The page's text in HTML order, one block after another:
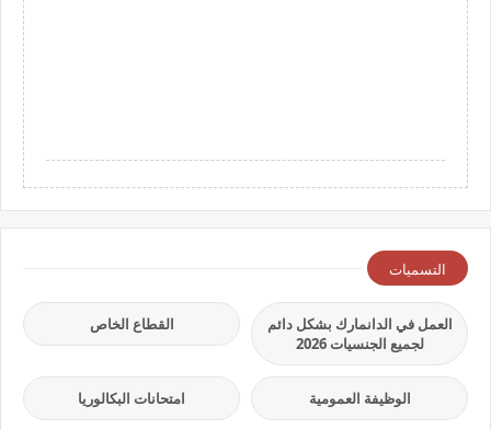
التسميات
العمل في الدانمارك بشكل دائم
لجميع الجنسيات 2026
القطاع الخاص
الوظيفة العمومية امتحانات البكالوريا